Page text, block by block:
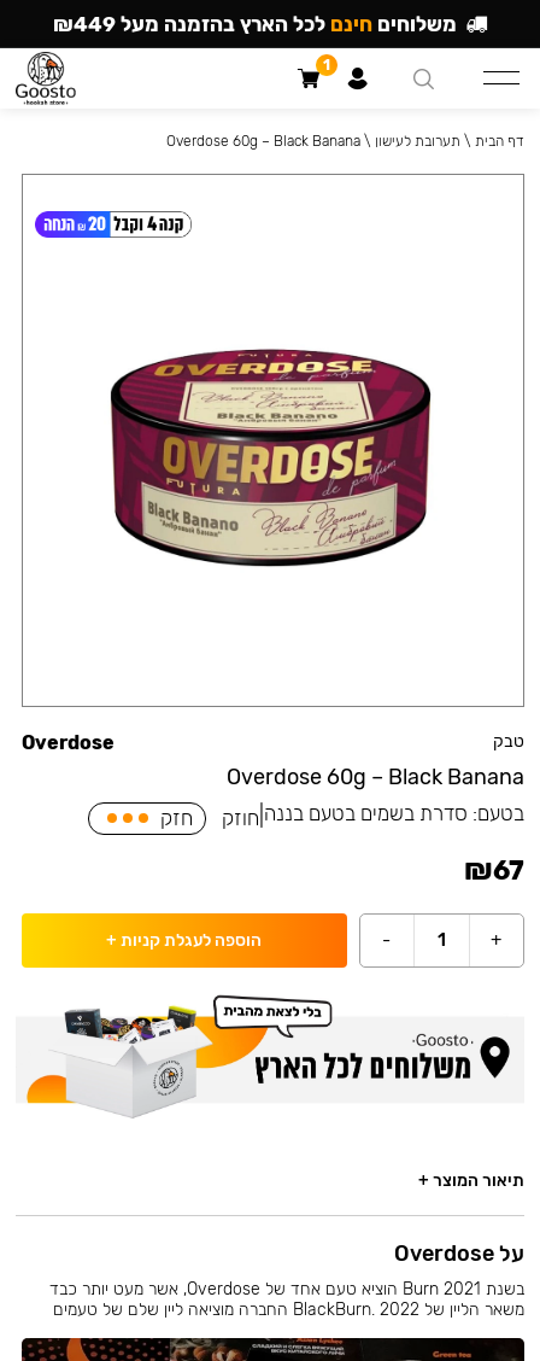
טבק
Overdose 60g – Black Banana
Overdose
בטעם: סדרת בשמים בטעם בננה חוזק חזק
₪67
+
1
- הוספה לעגלת קניות +
דף הבית \ תערובת לעישון \
Overdose 60g – Black Banana
תיאור המוצר +
על Overdose
בשנת 2021 Burn הוציא טעם אחד של Overdose, אשר מעט יותר כבד
משאר הליין של BlackBurn. 2022 החברה מוציאה ליין שלם של טעמים
משלוחים חינם לכל הארץ בהזמנה מעל ₪449
1